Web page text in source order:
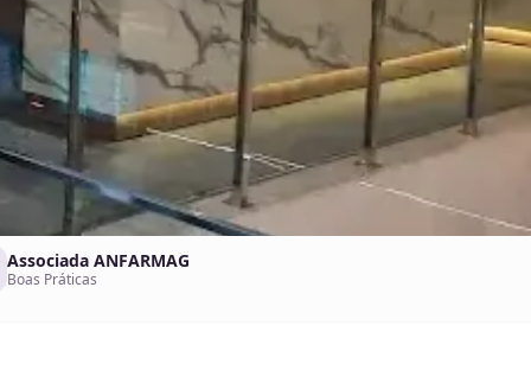
Associada ANFARMAG
Boas Práticas